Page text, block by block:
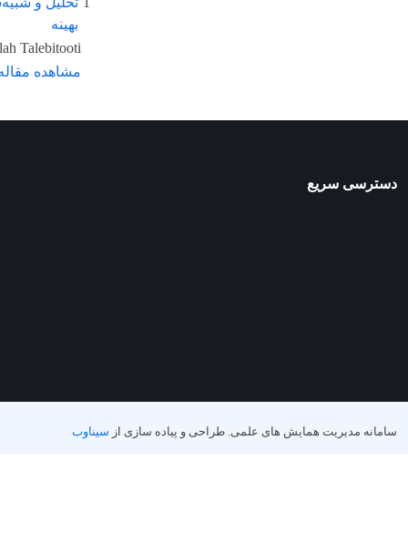
بهینه
Talebitooti
مشاهده
دسترسی سریع
سامانه مدیریت همایش های علمی. طراحی و پیاده سازی از سیناوب